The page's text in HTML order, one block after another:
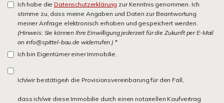
Ich habe die Datenschutzerklärung zur Kenntnis genommen. Ich
stimme zu, dass meine Angaben und Daten zur Beantwortung
meiner Anfrage elektronisch erhoben und gespeichert werden.
(Hinweis: Sie können Ihre Einwilligung jederzeit für die Zukunft per E-Mail
an info@spittel-bau.de widerrufen.) *
Ich bin Eigentümer einer Immobilie.
Ich/wir bestätige/n die Provisionsvereinbarung für den Fall,
dass ich/wir diese Immobilie durch einen notariellen Kaufvertrag